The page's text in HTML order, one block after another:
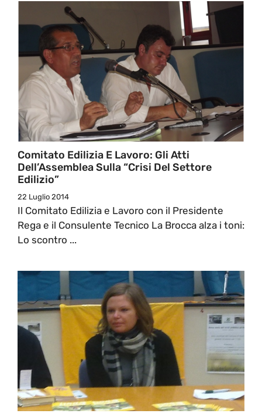
Comitato Edilizia E Lavoro: Gli Atti
Dell’Assemblea Sulla “Crisi Del Settore
Edilizio”
22 Luglio 2014
Il Comitato Edilizia e Lavoro con il Presidente
Rega e il Consulente Tecnico La Brocca alza i toni:
Lo scontro ...